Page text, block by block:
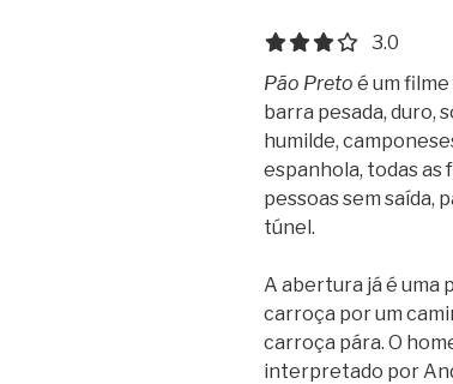
3.0 out of
3.0
Pão Preto é um
barra pesada, duro,
humilde,
espanhola, todas as
pessoas sem saída,
túnel.
A abertura já é uma
carroça por um
carroça pára. O
interpretado por